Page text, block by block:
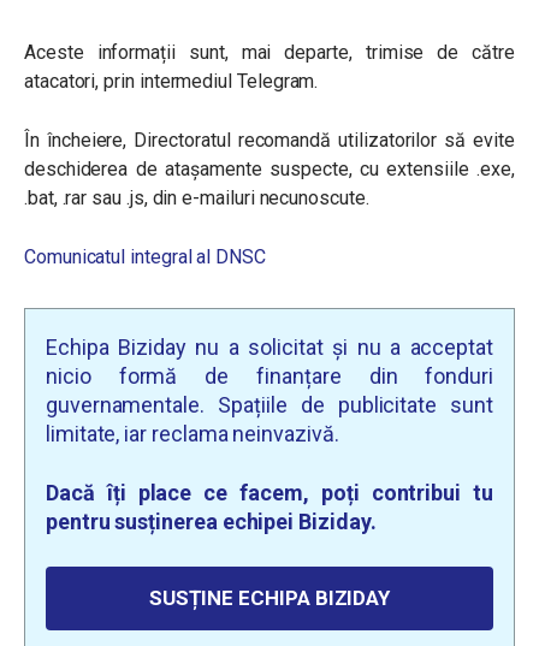
Aceste informații sunt, mai departe, trimise de către
atacatori, prin intermediul Telegram.
În încheiere, Directoratul recomandă utilizatorilor să evite
deschiderea de atașamente suspecte, cu extensiile .exe,
.bat, .rar sau .js, din e-mailuri necunoscute.
Comunicatul integral al DNSC
Echipa Biziday nu a solicitat și nu a acceptat
nicio formă de finanțare din fonduri
guvernamentale. Spațiile de publicitate sunt
limitate, iar reclama neinvazivă.
Dacă îți place ce facem, poți contribui tu
pentru susținerea echipei Biziday.
SUSȚINE ECHIPA BIZIDAY